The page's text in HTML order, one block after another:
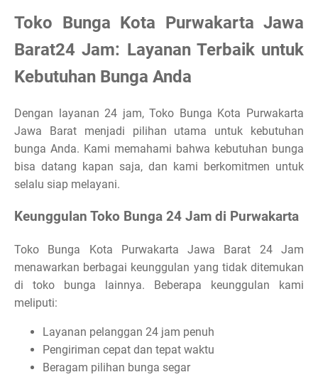
Toko Bunga Kota Purwakarta Jawa
Barat24 Jam: Layanan Terbaik untuk
Kebutuhan Bunga Anda
Dengan layanan 24 jam, Toko Bunga Kota Purwakarta
Jawa Barat menjadi pilihan utama untuk kebutuhan
bunga Anda. Kami memahami bahwa kebutuhan bunga
bisa datang kapan saja, dan kami berkomitmen untuk
selalu siap melayani.
Keunggulan Toko Bunga 24 Jam di Purwakarta
Toko Bunga Kota Purwakarta Jawa Barat 24 Jam
menawarkan berbagai keunggulan yang tidak ditemukan
di toko bunga lainnya. Beberapa keunggulan kami
meliputi:
Layanan pelanggan 24 jam penuh
Pengiriman cepat dan tepat waktu
Beragam pilihan bunga segar